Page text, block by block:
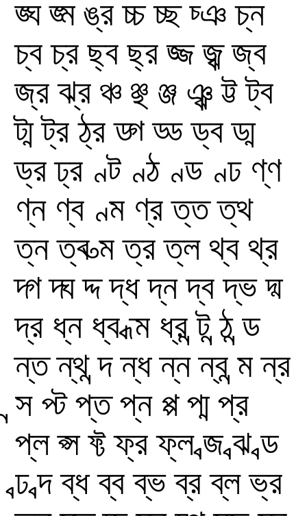
ঙ্ঘ ঙ্ম ঙ্র চ্চ চ্ছ চ্ঞ চ্ন
চ্ব চ্র ছ্ব ছ্র জ্জ জ্ঝ জ্ব
জ্র ঝ্র ঞ্চ ঞ্ছ ঞ্জ ঞ্ঝ ট্ট ট্ব
ট্ম ট্র ঠ্র ড্গ ড্ড ড্ব ড্ম
ড্র ঢ্র ণ্ট ণ্ঠ ণ্ড ণ্ঢ ণ্ণ
ণ্ন ণ্ব ণ্ম ণ্র ত্ত ত্থ
ত্ন ত্ব ত্ম ত্র ত্ল থ্ব থ্র
দ্গ দ্ঘ দ্দ দ্ধ দ্ন দ্ব দ্ভ দ্ম
দ্র ধ্ন ধ্ব ধ্ম ধ্র ন্ট ন্ঠ ন্ড
ন্ত ন্থ ন্দ ন্ধ ন্ন ন্ব ন্ম ন্র
ন্স প্ট প্ত প্ন প্প প্ম প্র
প্ল প্স ফ্ট ফ্র ফ্ল ব্জ ব্ঝ ব্ড
ব্ঢ ব্দ ব্ধ ব্ব ব্ভ ব্র ব্ল ভ্র